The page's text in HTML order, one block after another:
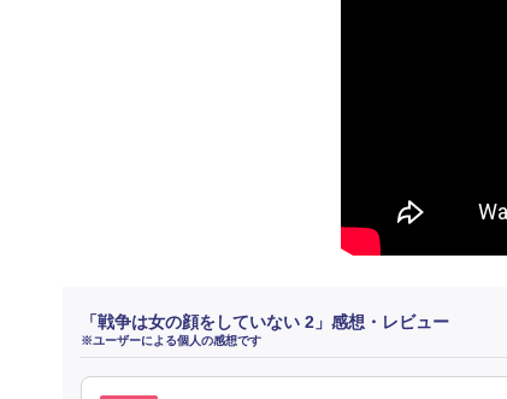
「戦争は女の顔をしていない 2」感想・レビュー
※ユーザーによる個人の感想です